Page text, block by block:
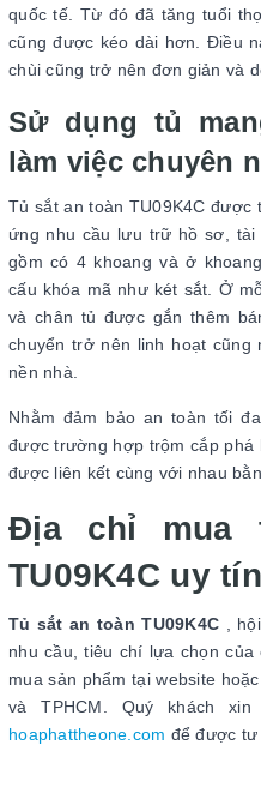
quốc tế. Từ đó đã tăng tuổi
cũng được kéo dài hơn. Điều
chùi cũng trở nên đơn giản và
Sử dụng tủ
làm việc chuyên
Tủ sắt an toàn TU09K4C
ứng nhu cầu lưu trữ hồ sơ,
gồm có 4 khoang và ở
cấu khóa mã như két sắt. Ở
và chân tủ được gắn thêm
chuyển trở nên linh hoạt
nền nhà.
Nhằm đảm bảo an toàn tối
được trường hợp trộm cắp
được liên kết cùng với nhau
Địa chỉ mua
TU09K4C uy
Tủ sắt an toàn TU09K4C ,
nhu cầu, tiêu chí lựa chọn
mua sản phẩm tại website
và TPHCM. Quý khách
hoaphattheone.com để được tư